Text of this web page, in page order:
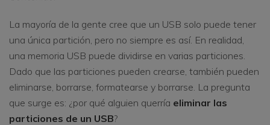
Otros Productos
Repairit - Reparar Datos
UBackit - Respaldar Datos
La mayoría de la gente cree que un USB solo puede tener
una única partición, pero no siempre es así. En realidad,
una memoria USB puede dividirse en varias particiones.
Dado que las particiones pueden crearse, también pueden
eliminarse, borrarse, formatearse y borrarse. La pregunta
que surge es: ¿por qué alguien querría eliminar las
particiones de un USB?